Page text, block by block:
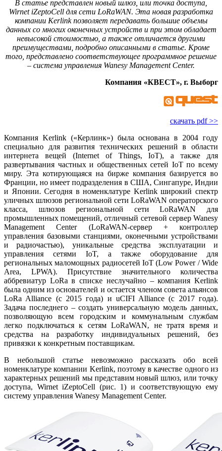
В статье представлен новый шлюз, или точка доступа,
Wirnet iZeptoСell для сети LoRaWAN. Эта новая разработка
компании Kerlink позволяет передавать большие объемы
данных со многих оконечных устройств и при этом обладает
невысокой стоимостью, а также отличается другими
преимуществами, подробно описанными в статье. Кроме
того, представлено соответствующее программное решение
– система управления Wanesy Management Center.
Компания «КВЕСТ», г. Выборг
скачать pdf >>
Компания Kerlink («Керлинк») бы­ла основана в 2004 го­ду
специально для развития технических решений в области
интернета вещей (Internet of Things, IoT), а также для
развертывания частных и общественных сетей IoT по всему
ми­ру. Эта котирующаяся на бирже компания базируется во
Франции, но имеет подразделения в США, Сингапуре, Индии
и Японии. Сегодня в номенклатуре Kerlink широкий спектр
уличных шлюзов региональной се­ти LoRaWAN операторского
класса, шлюзов региональной се­ти LoRaWAN для
промышленных помещений, отличный сетевой сервер Wanesy
Management Center (LoRaWAN-сервер + контроллер
управления базовыми станциями, оконечными устройствами
и радиочастью), уникальные средства эксплуатации и
управления сетями IoT, а также оборудование для
региональных маломощных радиосетей IoT (Low Power / Wide
Area, LPWA). Присутствие значительного количества
аббревиатур LoRa в списке неслучайно – компания Kerlink
бы­ла одним из основателей и остается членом совета альянсов
LoRa Alliance (с 2015 го­да) и uCIFI Alliance (с 2017 го­да).
Задача последнего – создать универсальную модель данных,
позволяющую всем городским и коммунальным службам
легко подключаться к сетям LoRaWAN, не тратя время и
средства на разработку индивидуальных решений, без
привязки к конкретным поставщикам.
В небольшой статье невозможно рассказать обо всей
номенклатуре компании Kerlink, поэтому в качестве одного из
характерных решений мы представим новый шлюз, или точку
доступа, Wirnet iZeptoCell (рис. 1) и соответствующую ему
систему управления Wanesy Management Center.